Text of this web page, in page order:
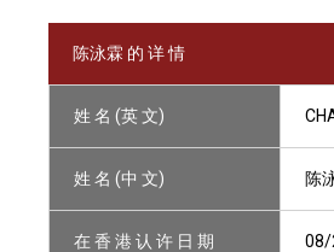
陈泳霖 的 详 情
姓 名 (英 文)
姓 名 (中 文) 陈
在 香 港 认 许 日 期 08/